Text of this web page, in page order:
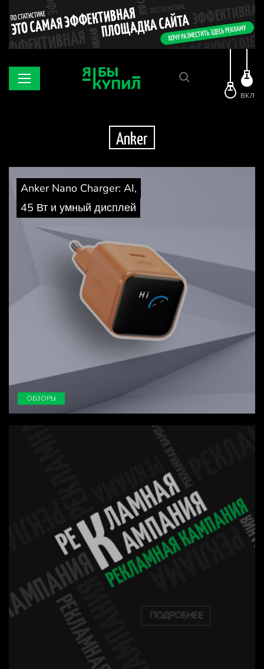
ВКЛ
Anker
Anker Nano Charger: AI,
45 Вт и умный дисплей
ОБЗОРЫ